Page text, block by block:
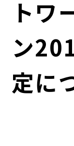
ESGデータ集
トワ
ン
定に